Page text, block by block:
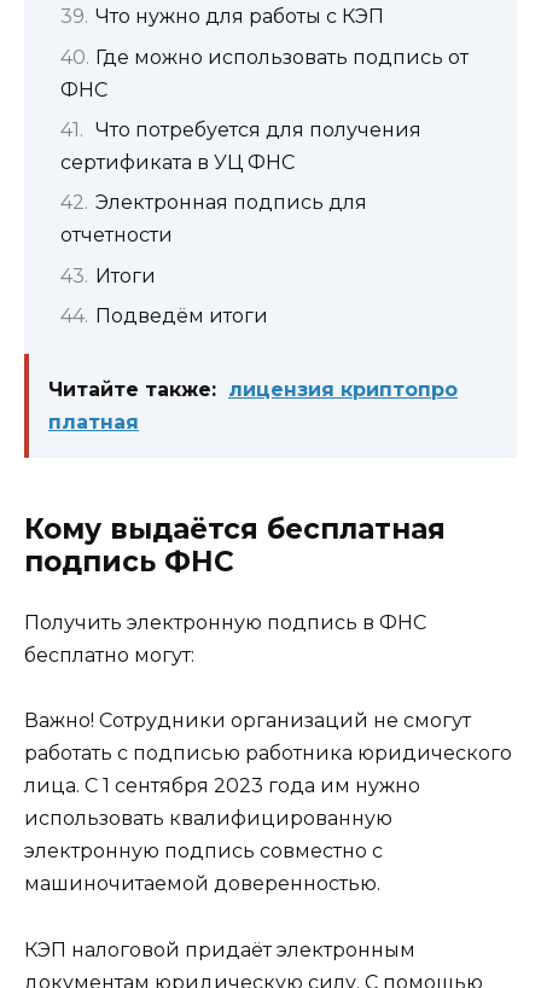
Что нужно для работы с КЭП
Где можно использовать подпись от
ФНС
Что потребуется для получения
сертификата в УЦ ФНС
Электронная подпись для
отчетности
Итоги
Подведём итоги
Читайте также: лицензия криптопро
платная
Кому выдаётся бесплатная
подпись ФНС
Получить электронную подпись в ФНС
бесплатно могут:
Важно! Сотрудники организаций не смогут
работать с подписью работника юридического
лица. С 1 сентября 2023 года им нужно
использовать квалифицированную
электронную подпись совместно с
машиночитаемой доверенностью.
КЭП налоговой придаёт электронным
документам юридическую силу. С помощью